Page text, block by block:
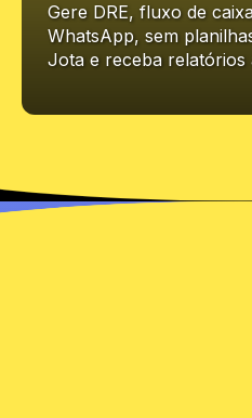
Gere DRE, fluxo de
WhatsApp, sem
Jota e receba